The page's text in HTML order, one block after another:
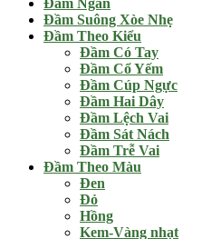
Đầm Ngắn
Đầm Suông Xòe Nhẹ
Đầm Theo Kiểu
Đầm Có Tay
Đầm Cổ Yếm
Đầm Cúp Ngực
Đầm Hai Dây
Đầm Lệch Vai
Đầm Sát Nách
Đầm Trễ Vai
Đầm Theo Màu
Đen
Đỏ
Hồng
Kem-Vàng nhạt